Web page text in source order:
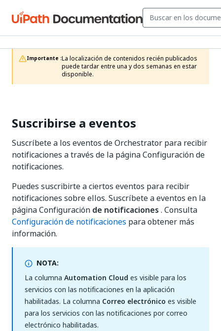
Importante :La localización de contenidos recién publicados
puede tardar entre una y dos semanas en estar
disponible.
Suscribirse a eventos
Suscríbete a los eventos de Orchestrator para recibir
notificaciones a través de la página Configuración de
notificaciones.
Puedes suscribirte a ciertos eventos para recibir
notificaciones sobre ellos. Suscríbete a eventos en la
página Configuración de notificaciones . Consulta
Configuración de notificaciones para obtener más
información.
NOTA:
La columna Automation Cloud es visible para los
servicios con las notificaciones en la aplicación
habilitadas. La columna Correo electrónico es visible
para los servicios con las notificaciones por correo
electrónico habilitadas.